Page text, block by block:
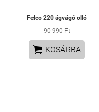
Felco 220 ágvágó olló
90 990 Ft
 KOSÁRBA